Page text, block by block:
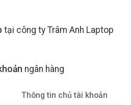
tại công ty Trâm Anh Laptop
ngân hàng
Thông tin chủ tài khoản